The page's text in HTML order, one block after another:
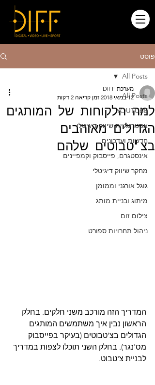
פוסט
All Posts
YOUTUBE
אסטרטגיית שיווק דיגיטלי
חדשות ועדכונים
אינסטגרם, פייסבוק וקמפיינים
מחקר שיווק דיגיטלי
גוגל אורגני וממומן
מיתוג ובניית מותג
צילום זום
ניהול תחרויות ספורט
All Posts
למה הלקוחות של המותגים
הגדולים מאוהבים
בצ'טבוטים שלהם
מערכת DIFF
12 במאי 2018
זמן קריאה 2 דקות
המדריך הזה מורכב משני חלקים. בחלק
הראשון נבין איך משתמשים המותגים
הגדולים בצ'טבוטים (בעיקר בפייסבוק
מס'נגר). בחלק השני תוכלו לצפות במדריך
לבניית צ'טבוט.